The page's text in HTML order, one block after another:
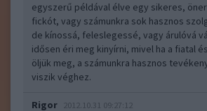
egyszerű példával élve egy sikeres,
fickót, vagy számunkra sok hasznos
de kínossá, feleslegessé, vagy árulóvá
idősen éri meg kinyírni, mivel ha a fiatal
öljük meg, a számunkra hasznos
viszik véghez.
Rigor 2012.10.31 09:27:12